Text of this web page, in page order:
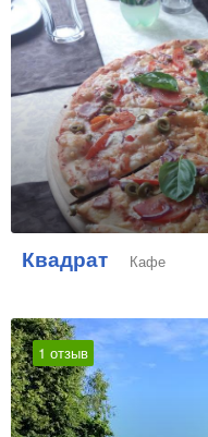
Квадрат Кафе
1 отзыв